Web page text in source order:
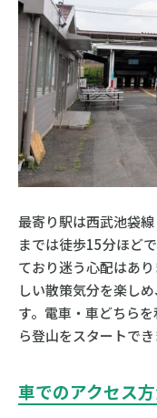
最寄り駅は西武池袋
までは徒歩15分ほど
ており迷う心配はあ
しい散策気分を楽し
す。電車・車どちら
ら登山をスタートでき
車でのアクセス